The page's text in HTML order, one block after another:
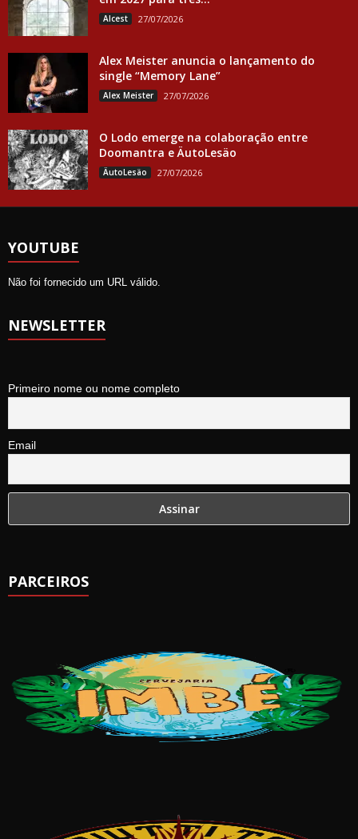
Alcest 27/07/2026
Alex Meister anuncia o lançamento do
single “Memory Lane”
Alex Meister 27/07/2026
O Lodo emerge na colaboração entre
Doomantra e ÄutoLesäo
ÄutoLesäo 27/07/2026
YOUTUBE
Não foi fornecido um URL válido.
NEWSLETTER
Primeiro nome ou nome completo
Email
PARCEIROS